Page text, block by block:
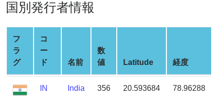
Card
Credit
Card
Generator
Random
Credit
Card
国別発行者情報
フ
ラ
グ
コ
ー
ド
名前
数
値
Latitude 経度
IN India 356 20.593684 78.96288